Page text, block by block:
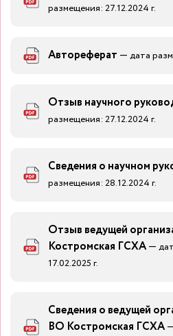
размещения: 27.12.2024 г.
Автореферат — дата
Отзыв научного
размещения: 27.12.2024 г.
Сведения о научном
размещения: 28.12.2024 г.
Отзыв ведущей
Костромская ГСХА—
17.02.2025 г.
Сведения о ведущей
ВО Костромская ГСХА